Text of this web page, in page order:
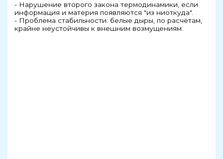
- Нарушение второго закона термодинамики, если
информация и материя появляются "из ниоткуда".
- Проблема стабильности: белые дыры, по расчётам,
крайне неустойчивы к внешним возмущениям.